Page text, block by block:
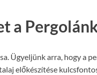
a
Ügyeljünk arra, hogy a
előkészítése